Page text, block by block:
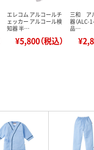
エレコム アルコールチ
ェッカー アルコール検
知器 半…
¥5,800（税込）
三和 ア
器（ALC-
品…